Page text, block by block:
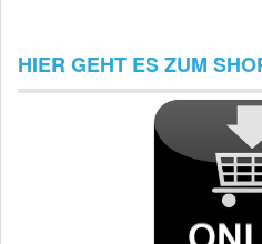
HIER GEHT ES ZUM